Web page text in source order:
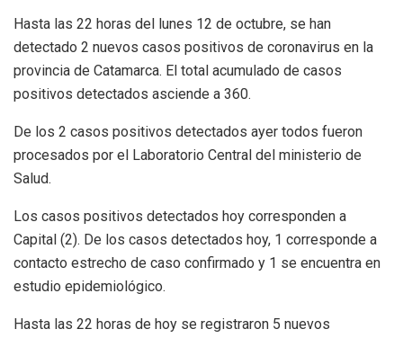
Hasta las 22 horas del lunes 12 de octubre, se han
detectado 2 nuevos casos positivos de coronavirus en la
provincia de Catamarca. El total acumulado de casos
positivos detectados asciende a 360.
De los 2 casos positivos detectados ayer todos fueron
procesados por el Laboratorio Central del ministerio de
Salud.
Los casos positivos detectados hoy corresponden a
Capital (2). De los casos detectados hoy, 1 corresponde a
contacto estrecho de caso confirmado y 1 se encuentra en
estudio epidemiológico.
Hasta las 22 horas de hoy se registraron 5 nuevos